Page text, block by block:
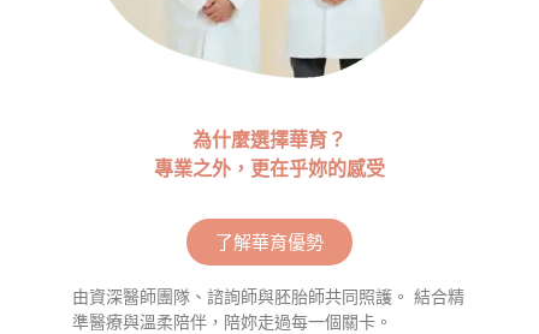
為什麼選擇華育？
專業之外，更在乎妳的感受
了解華育優勢
由資深醫師團隊、諮詢師與胚胎師共同照護。 結合精
準醫療與溫柔陪伴，陪妳走過每一個關卡。